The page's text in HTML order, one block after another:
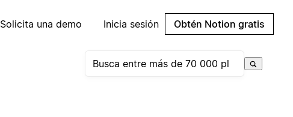
Solicita una demo Inicia sesión Obtén Notion gratis